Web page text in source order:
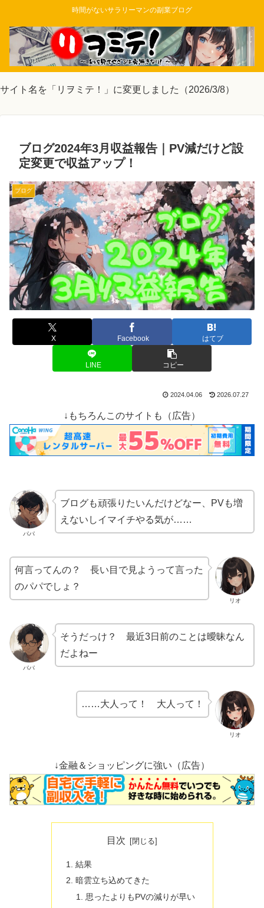
時間がないサラリーマンの副業ブログ
サイト名を「リヲミテ！」に変更しました（2026/3/8）
ブログ2024年3月収益報告｜PV減だけど設
定変更で収益アップ！
ブログ
X Facebook はてブ
LINE コピー
2024.04.06 2026.07.27
↓もちろんこのサイトも（広告）
パパ
ブログも頑張りたいんだけどなー、PVも増
えないしイマイチやる気が……
リオ
何言ってんの？ 長い目で見ようって言った
のパパでしょ？
パパ
そうだっけ？ 最近3日前のことは曖昧なん
だよねー
リオ
……大人って！ 大人って！
↓金融＆ショッピングに強い（広告）
目次
結果
暗雲立ち込めてきた
思ったよりもPVの減りが早い